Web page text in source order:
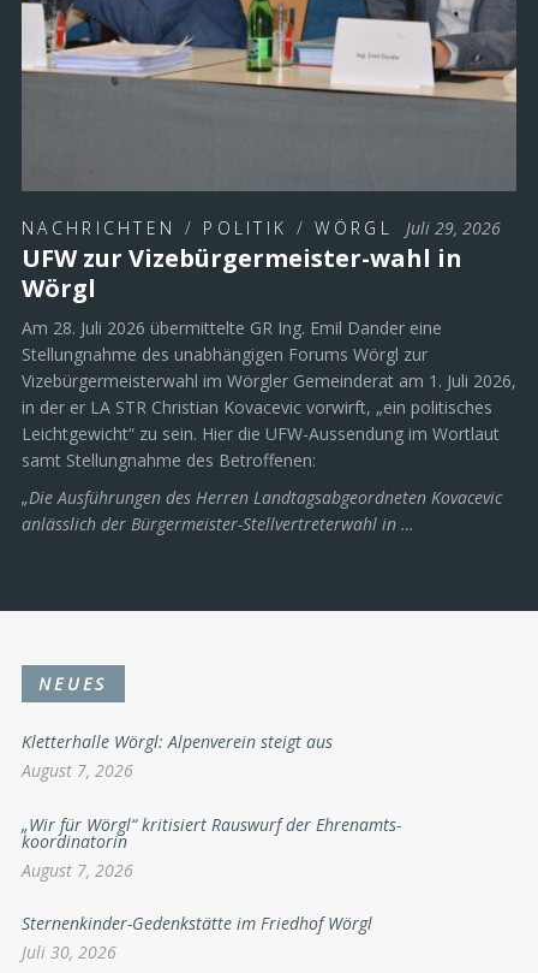
NACHRICHTEN / POLITIK /WÖRGL Juli 29, 2026
UFW zur Vizebürgermeister-wahl in
Wörgl
Am 28. Juli 2026 übermittelte GR Ing. Emil Dander eine
Stellungnahme des unabhängigen Forums Wörgl zur
Vizebürgermeisterwahl im Wörgler Gemeinderat am 1. Juli 2026,
in der er LA STR Christian Kovacevic vorwirft, „ein politisches
Leichtgewicht“ zu sein. Hier die UFW-Aussendung im Wortlaut
samt Stellungnahme des Betroffenen:
„Die Ausführungen des Herren Landtagsabgeordneten Kovacevic
anlässlich der Bürgermeister-Stellvertreterwahl in …
NEUES
Kletterhalle Wörgl: Alpenverein steigt aus
August 7, 2026
„Wir für Wörgl“ kritisiert Rauswurf der Ehrenamts-
koordinatorin
August 7, 2026
Sternenkinder-Gedenkstätte im Friedhof Wörgl
Juli 30, 2026